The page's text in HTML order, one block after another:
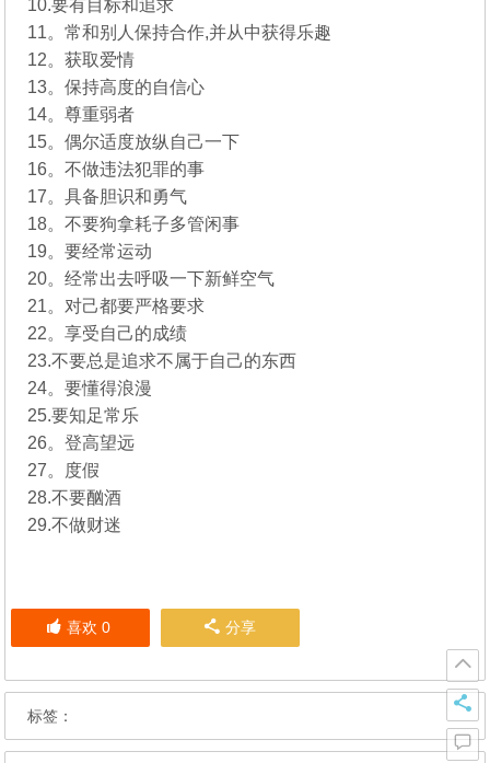
10.要有目标和追求
11。常和别人保持合作,并从中获得乐趣
12。获取爱情
13。保持高度的自信心
14。尊重弱者
15。偶尔适度放纵自己一下
16。不做违法犯罪的事
17。具备胆识和勇气
18。不要狗拿耗子多管闲事
19。要经常运动
20。经常出去呼吸一下新鲜空气
21。对己都要严格要求
22。享受自己的成绩
23.不要总是追求不属于自己的东西
24。要懂得浪漫
25.要知足常乐
26。登高望远
27。度假
28.不要酗酒
29.不做财迷
喜欢 0 分享
标签：